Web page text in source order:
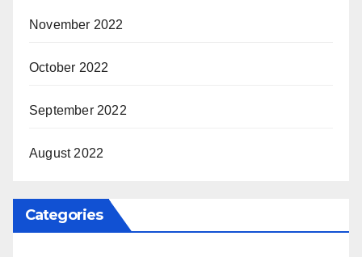
November 2022
October 2022
September 2022
August 2022
Categories